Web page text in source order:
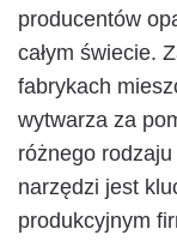
producentów
całym świecie.
fabrykach
wytwarza za
różnego
narzędzi jest
produkcyjnym